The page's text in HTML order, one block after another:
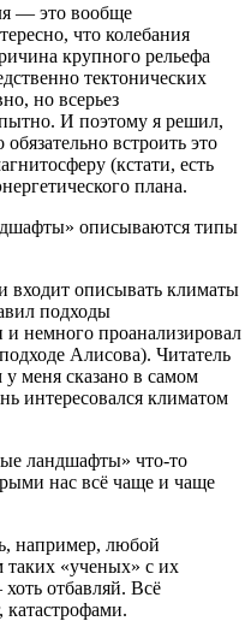
— это вообще
что колебания
крупного рельефа
тектонических
но всерьез
И поэтому я решил,
встроить это
(кстати, есть
плана.
описываются типы
входит описывать климаты
подходы
немного проанализировал
Алисова). Читатель
меня сказано в самом
интересовался климатом
ландшафты» что-то
нас всё чаще и чаще
например, любой
таких «ученых» с их
отбавляй. Всё
катастрофами.